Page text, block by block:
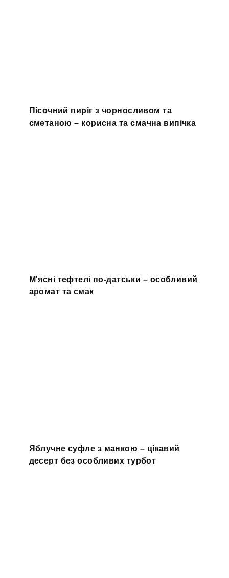
Пісочний пиріг з чорносливом та
сметаною – корисна та смачна випічка
М'ясні тефтелі по-датськи – особливий
аромат та смак
Яблучне суфле з манкою – цікавий
десерт без особливих турбот